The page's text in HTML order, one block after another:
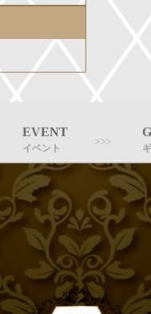
EVENT
イベント